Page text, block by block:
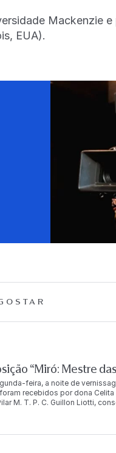
Mackenzie
EUA).
“Miró: Mestre
feira, a noite de
recebidos por dona
M. T. P. C. Guillon Liotti,